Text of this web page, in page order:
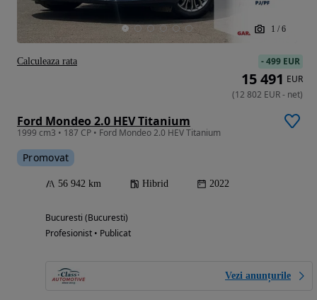
1 / 6
Ford Mondeo 2.0 HEV Titanium
1999 cm3 • 187 CP • Ford Mondeo 2.0 HEV Titanium
Promovat
56 942 km Hibrid 2022
Bucuresti (Bucuresti)
Profesionist • Publicat
Vezi anunțurile
-499 EUR
15 491 EUR
(12 802 EUR- net)
Calculeaza rata